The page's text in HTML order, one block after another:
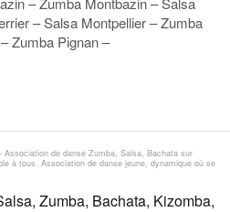
– Salsa Montpellier – Zumba
Zumba Pignan –
de danse Zumba, Salsa, Bachata sur
à tous. Association de danse jeune, dynamique où se
Zumba, Bachata, Kizomba,